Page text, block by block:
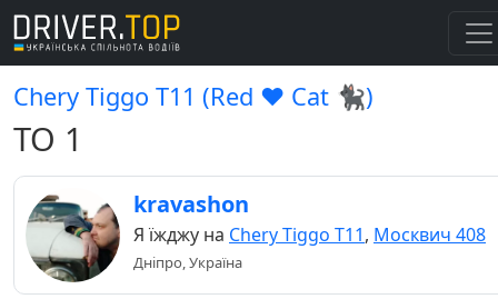
Chery Tiggo Т11 (Red ♥️ Cat 🐈‍⬛)
ТО 1
kravashon
Я їжджу на Chery Tiggo Т11, Москвич 408
Дніпро, Україна